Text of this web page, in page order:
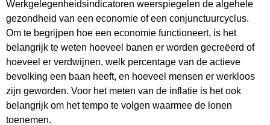
Werkgelegenheidsindicatoren weerspiegelen de algehele
gezondheid van een economie of een conjunctuurcyclus.
Om te begrijpen hoe een economie functioneert, is het
belangrijk te weten hoeveel banen er worden gecreëerd of
hoeveel er verdwijnen, welk percentage van de actieve
bevolking een baan heeft, en hoeveel mensen er werkloos
zijn geworden. Voor het meten van de inflatie is het ook
belangrijk om het tempo te volgen waarmee de lonen
toenemen.